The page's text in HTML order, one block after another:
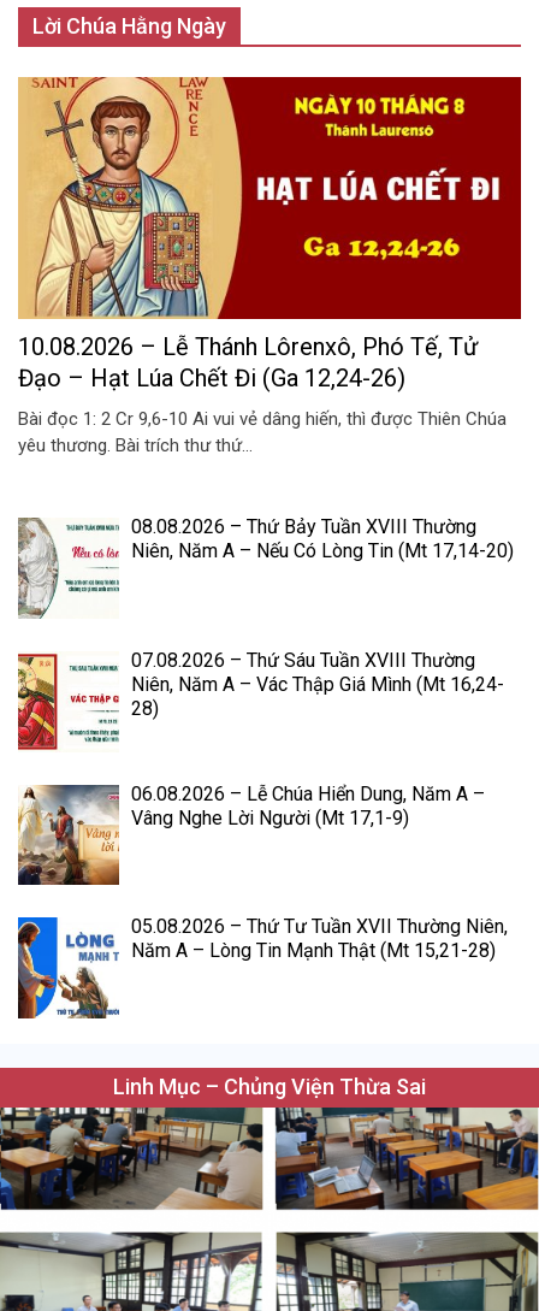
Lời Chúa Hằng Ngày
10.08.2026 – Lễ Thánh Lôrenxô, Phó Tế, Tử
Đạo – Hạt Lúa Chết Đi (Ga 12,24-26)
Bài đọc 1: 2 Cr 9,6-10 Ai vui vẻ dâng hiến, thì được Thiên Chúa
yêu thương. Bài trích thư thứ...
08.08.2026 – Thứ Bảy Tuần XVIII Thường
Niên, Năm A – Nếu Có Lòng Tin (Mt 17,14-20)
07.08.2026 – Thứ Sáu Tuần XVIII Thường
Niên, Năm A – Vác Thập Giá Mình (Mt 16,24-
28)
06.08.2026 – Lễ Chúa Hiển Dung, Năm A –
Vâng Nghe Lời Người (Mt 17,1-9)
05.08.2026 – Thứ Tư Tuần XVII Thường Niên,
Năm A – Lòng Tin Mạnh Thật (Mt 15,21-28)
Linh Mục – Chủng Viện Thừa Sai